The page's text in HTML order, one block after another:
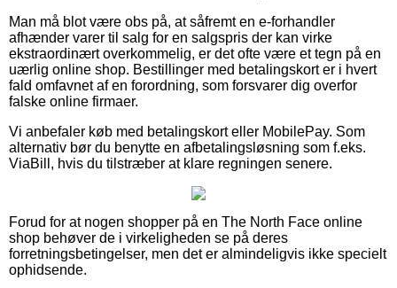
Man må blot være obs på, at såfremt en e-forhandler
afhænder varer til salg for en salgspris der kan virke
ekstraordinært overkommelig, er det ofte være et tegn på en
uærlig online shop. Bestillinger med betalingskort er i hvert
fald omfavnet af en forordning, som forsvarer dig overfor
falske online firmaer.
Vi anbefaler køb med betalingskort eller MobilePay. Som
alternativ bør du benytte en afbetalingsløsning som f.eks.
ViaBill, hvis du tilstræber at klare regningen senere.
Forud for at nogen shopper på en The North Face online
shop behøver de i virkeligheden se på deres
forretningsbetingelser, men det er almindeligvis ikke specielt
ophidsende.